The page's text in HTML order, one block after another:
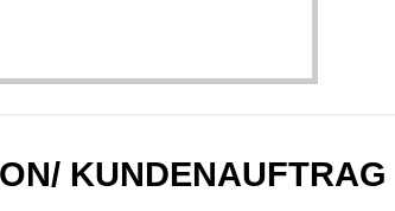
KUNDENAUFTRAG